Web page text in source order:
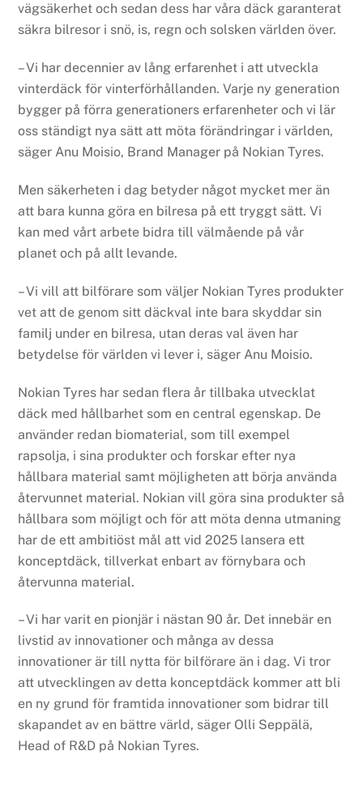
vägsäkerhet och sedan dess har våra däck garanterat
säkra bilresor i snö, is, regn och solsken världen över.
– Vi har decennier av lång erfarenhet i att utveckla
vinterdäck för vinterförhållanden. Varje ny generation
bygger på förra generationers erfarenheter och vi lär
oss ständigt nya sätt att möta förändringar i världen,
säger Anu Moisio, Brand Manager på Nokian Tyres.
Men säkerheten i dag betyder något mycket mer än
att bara kunna göra en bilresa på ett tryggt sätt. Vi
kan med vårt arbete bidra till välmående på vår
planet och på allt levande.
– Vi vill att bilförare som väljer Nokian Tyres produkter
vet att de genom sitt däckval inte bara skyddar sin
familj under en bilresa, utan deras val även har
betydelse för världen vi lever i, säger Anu Moisio.
Nokian Tyres har sedan flera år tillbaka utvecklat
däck med hållbarhet som en central egenskap. De
använder redan biomaterial, som till exempel
rapsolja, i sina produkter och forskar efter nya
hållbara material samt möjligheten att börja använda
återvunnet material. Nokian vill göra sina produkter så
hållbara som möjligt och för att möta denna utmaning
har de ett ambitiöst mål att vid 2025 lansera ett
konceptdäck, tillverkat enbart av förnybara och
återvunna material.
– Vi har varit en pionjär i nästan 90 år. Det innebär en
livstid av innovationer och många av dessa
innovationer är till nytta för bilförare än i dag. Vi tror
att utvecklingen av detta konceptdäck kommer att bli
en ny grund för framtida innovationer som bidrar till
skapandet av en bättre värld, säger Olli Seppälä,
Head of R&D på Nokian Tyres.